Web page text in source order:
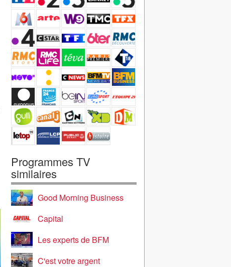
Programmes TV
similaires
Good Morning Business
Capital
Les experts de BFM
C'est votre argent